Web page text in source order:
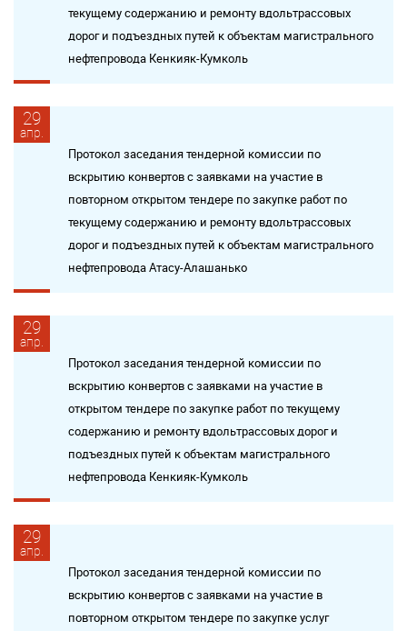
текущему содержанию и ремонту вдольтрассовых
дорог и подъездных путей к объектам магистрального
нефтепровода Кенкияк-Кумколь
29
апр.
Протокол заседания тендерной комиссии по
вскрытию конвертов с заявками на участие в
повторном открытом тендере по закупке работ по
текущему содержанию и ремонту вдольтрассовых
дорог и подъездных путей к объектам магистрального
нефтепровода Атасу-Алашанько
29
апр.
Протокол заседания тендерной комиссии по
вскрытию конвертов с заявками на участие в
открытом тендере по закупке работ по текущему
содержанию и ремонту вдольтрассовых дорог и
подъездных путей к объектам магистрального
нефтепровода Кенкияк-Кумколь
29
апр.
Протокол заседания тендерной комиссии по
вскрытию конвертов с заявками на участие в
повторном открытом тендере по закупке услуг